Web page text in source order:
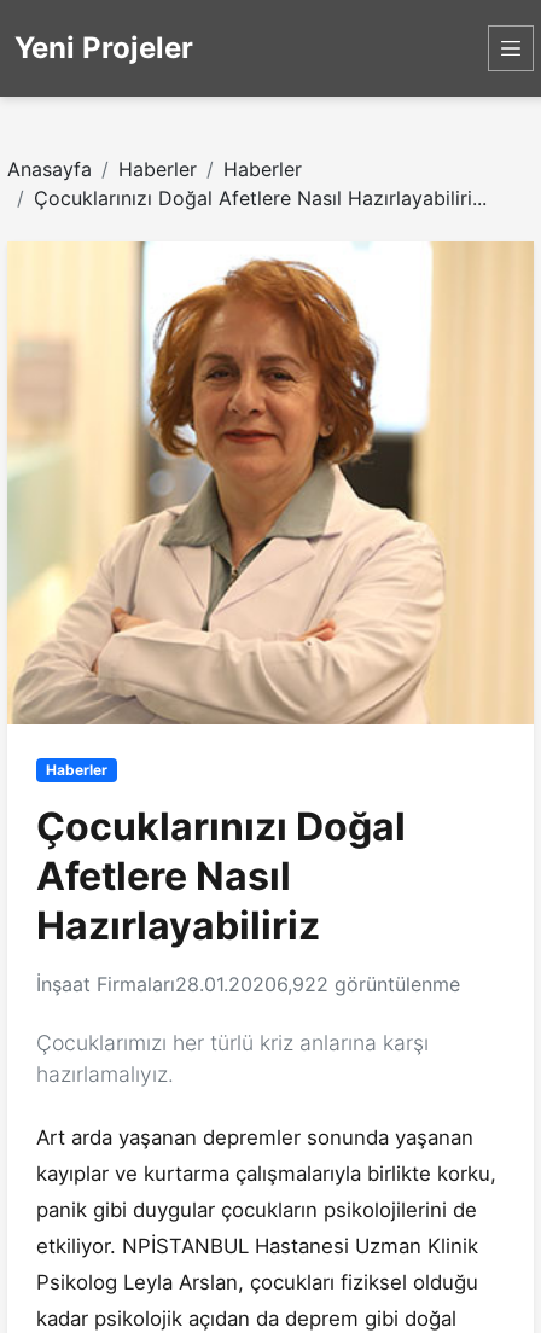
Yeni Projeler
Anasayfa Haberler
Haberler
Çocuklarınızı Doğal Afetlere Nasıl Hazırlayabiliri...
Haberler
Çocuklarınızı Doğal
Afetlere Nasıl
Hazırlayabiliriz
İnşaat Firmaları28.01.20206,922 görüntülenme
Çocuklarımızı her türlü kriz anlarına karşı
hazırlamalıyız.
Art arda yaşanan depremler sonunda yaşanan
kayıplar ve kurtarma çalışmalarıyla birlikte korku,
panik gibi duygular çocukların psikolojilerini de
etkiliyor. NPİSTANBUL Hastanesi Uzman Klinik
Psikolog Leyla Arslan, çocukları fiziksel olduğu
kadar psikolojik açıdan da deprem gibi doğal